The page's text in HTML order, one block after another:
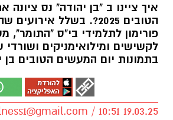
איך ציינו ב "בן יהודה" נס
הטובים 2025?. בשלל
פורימון לתלמידי בי"ס "התומר",
לקשישים ומילואימניקים
בתמונות יום המעשים הטובים בן
/ 10:51 19.03.25